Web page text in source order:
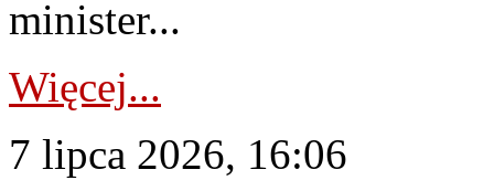
minister...
Więcej...
7 lipca 2026, 16:06